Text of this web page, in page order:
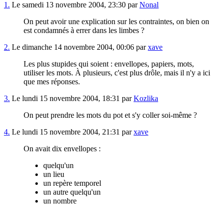
1. Le samedi 13 novembre 2004, 23:30 parNonal
On peut avoir une explication sur les contraintes, on bien on
est condamnés à errer dans les limbes ?
2. Le dimanche 14 novembre 2004, 00:06 parxave
Les plus stupides qui soient : envellopes, papiers, mots,
utiliser les mots. À plusieurs, c'est plus drôle, mais il n'y a ici
que mes réponses.
3. Le lundi 15 novembre 2004, 18:31 parKozlika
On peut prendre les mots du pot et s'y coller soi-même ?
4. Le lundi 15 novembre 2004, 21:31 parxave
On avait dix envellopes :
quelqu'un
un lieu
un repère temporel
un autre quelqu'un
un nombre